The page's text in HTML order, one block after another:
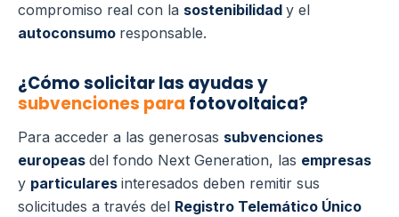
compromiso real con la sostenibilidad y el
autoconsumo responsable.
¿Cómo solicitar las ayudas y
subvenciones para fotovoltaica?
Para acceder a las generosas subvenciones
europeas del fondo Next Generation, las empresas
y particulares interesados deben remitir sus
solicitudes a través del Registro Telemático Único